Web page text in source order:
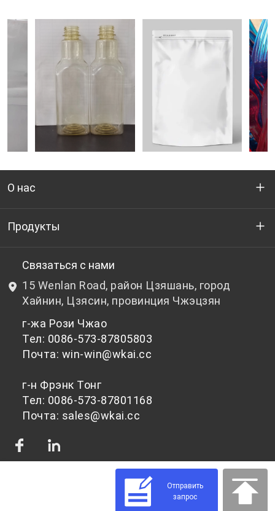
О нас
Кто мы
НИОКР
Новости и события
политика конфиденциальности
Продукты
Бутылочный ПЭТ-гранулят
Небутылочный ПЭТ-гранулят
Связаться с нами
15 Wenlan Road, район Цзяшань, город
Хайнин, Цзясин, провинция Чжэцзян
г-жа Рози Чжао
Тел: 0086-573-87805803
Почта: win-win@wkai.cc
г-н Фрэнк Тонг
Тел: 0086-573-87801168
Почта: sales@wkai.cc
© 2026 Сырье для ПЭТ-чипсов для различного применения | WKAI -
Поставщик высококачественного ПЭТ-пластика Powered by Shopastro
Отправить
запрос